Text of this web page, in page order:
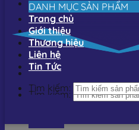
Tìm kiếm:
DANH MỤC SẢN PHẨM
Trang chủ
Giới thiệu
Thương hiệu
Liên hệ
Tin Tức
Tìm kiếm: